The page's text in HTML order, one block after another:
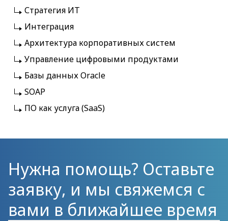
Стратегия ИТ
Интеграция
Архитектура корпоративных систем
Управление цифровыми продуктами
Базы данных Oracle
SOAP
ПО как услуга (SaaS)
Нужна помощь? Оставьте
заявку, и мы свяжемся с
вами в ближайшее время